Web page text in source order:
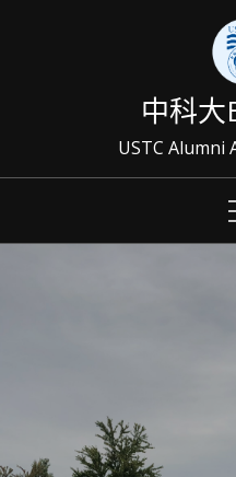
中科大
USTC Alumni